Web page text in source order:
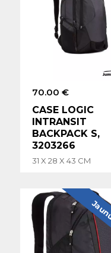
70.00 €
CASE LOGIC
INTRANSIT
BACKPACK S,
3203266
31 X 28 X 43 CM